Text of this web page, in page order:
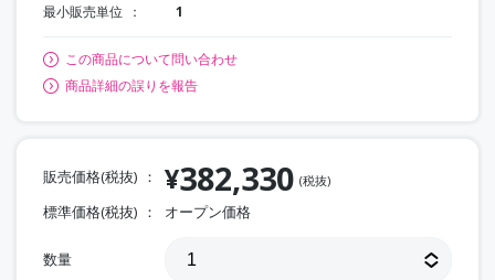
最小販売単位 1
この商品について問い合わせ
商品詳細の誤りを報告
販売価格(税抜) ¥382,330 (税抜)
標準価格(税抜) オープン価格
数量